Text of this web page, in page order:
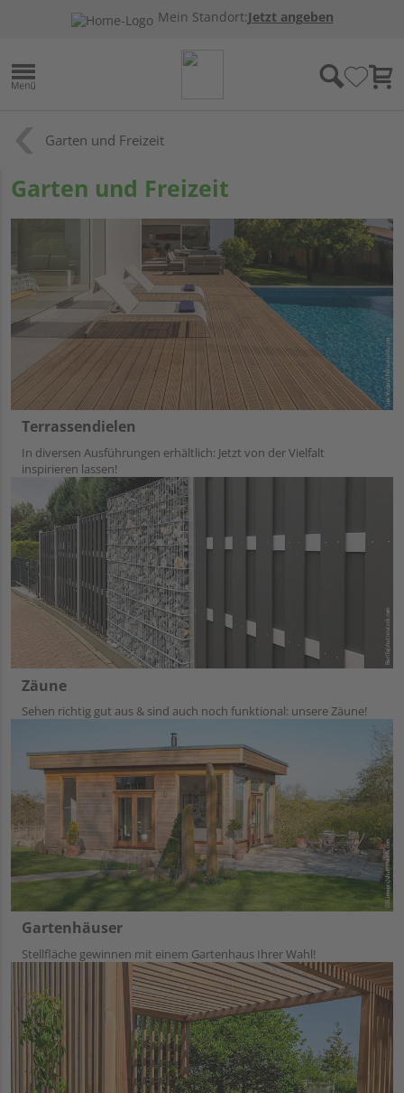
Mein Standort:Jetzt angeben
Garten und Freizeit
Garten und Freizeit
Terrassendielen
In diversen Ausführungen erhältlich: Jetzt von der Vielfalt
inspirieren lassen!
Zäune
Sehen richtig gut aus & sind auch noch funktional: unsere Zäune!
Gartenhäuser
Stellfläche gewinnen mit einem Gartenhaus Ihrer Wahl!